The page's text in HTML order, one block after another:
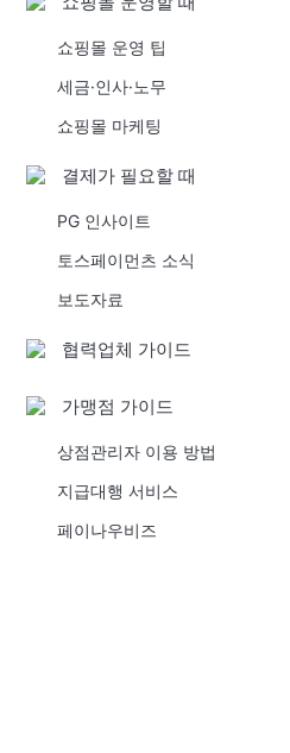
쇼핑몰 운영 팁
세금·인사·노무
쇼핑몰 마케팅
결제가 필요할 때
PG 인사이트
토스페이먼츠 소식
보도자료
협력업체 가이드
가맹점 가이드
상점관리자 이용 방법
지급대행 서비스
페이나우비즈